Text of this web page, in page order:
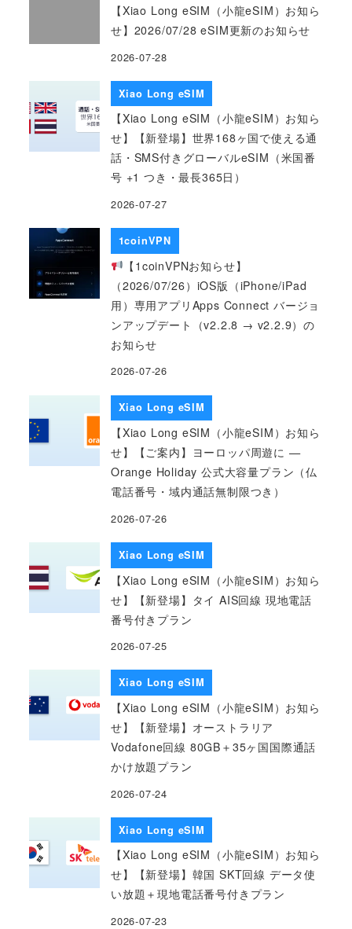
【Xiao Long eSIM（小龍eSIM）お知ら
せ】2026/07/28 eSIM更新のお知らせ
2026-07-28
Xiao Long eSIM
【Xiao Long eSIM（小龍eSIM）お知ら
せ】【新登場】世界168ヶ国で使える通
話・SMS付きグローバルeSIM（米国番
号 +1 つき・最長365日）
2026-07-27
1coinVPN
【1coinVPNお知らせ】
（2026/07/26）iOS版（iPhone/iPad
用）専用アプリApps Connect バージョ
ンアップデート（v2.2.8 → v2.2.9）の
お知らせ
2026-07-26
Xiao Long eSIM
【Xiao Long eSIM（小龍eSIM）お知ら
せ】【ご案内】ヨーロッパ周遊に —
Orange Holiday 公式大容量プラン（仏
電話番号・域内通話無制限つき）
2026-07-26
Xiao Long eSIM
【Xiao Long eSIM（小龍eSIM）お知ら
せ】【新登場】タイ AIS回線 現地電話
番号付きプラン
2026-07-25
Xiao Long eSIM
【Xiao Long eSIM（小龍eSIM）お知ら
せ】【新登場】オーストラリア
Vodafone回線 80GB＋35ヶ国国際通話
かけ放題プラン
2026-07-24
Xiao Long eSIM
【Xiao Long eSIM（小龍eSIM）お知ら
せ】【新登場】韓国 SKT回線 データ使
い放題＋現地電話番号付きプラン
2026-07-23